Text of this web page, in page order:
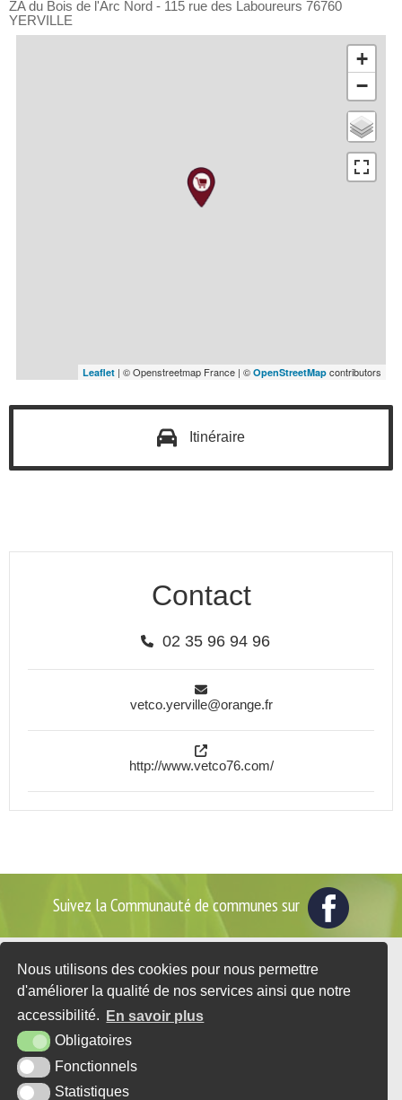
Nous utilisons des cookies pour nous permettre
d'améliorer la qualité de nos services ainsi que notre
accessibilité.
En savoir plus
Obligatoires
Fonctionnels
Statistiques
ZA du Bois de l'Arc Nord - 115 rue des Laboureurs 76760
YERVILLE
+
−
Leaflet | © Openstreetmap France | © OpenStreetMap contributors
Itinéraire
Contact
02 35 96 94 96
vetco.yerville@orange.fr
http://www.vetco76.com/
Suivez la Communauté de communes sur
2 place du Général de Gaulle - BP35
76560 DOUDEVILLE
Tél. : 02 35 95 07 25